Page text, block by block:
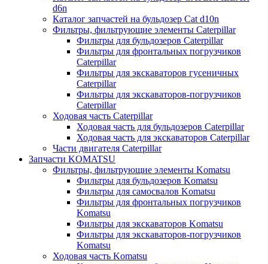
d6n
Каталог запчастей на бульдозер Сat d10n
Фильтры, фильтрующие элементы Caterpillar
Фильтры для бульдозеров Caterpillar
Фильтры для фронтальных погрузчиков
Caterpillar
Фильтры для экскаваторов гусеничных
Caterpillar
Фильтры для экскаваторов-погрузчиков
Caterpillar
Ходовая часть Caterpillar
Ходовая часть для бульдозеров Caterpillar
Ходовая часть для экскаваторов Caterpillar
Части двигателя Caterpillar
Запчасти KOMATSU
Фильтры, фильтрующие элементы Komatsu
Фильтры для бульдозеров Komatsu
Фильтры для самосвалов Komatsu
Фильтры для фронтальных погрузчиков
Komatsu
Фильтры для экскаваторов Komatsu
Фильтры для экскаваторов-погрузчиков
Komatsu
Ходовая часть Komatsu